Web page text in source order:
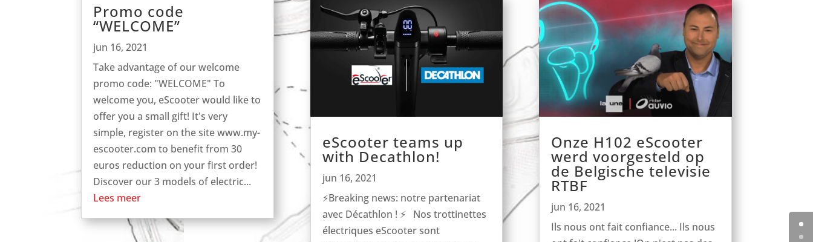
Promo code
“WELCOME”
jun 16, 2021
Take advantage of our welcome
promo code: "WELCOME" To
welcome you, eScooter would like to
offer you a small gift! It's very
simple, register on the site www.my-
escooter.com to benefit from 30
euros reduction on your first order!
Discover our 3 models of electric...
Lees meer
eScooter teams up
with Decathlon!
jun 16, 2021
⚡Breaking news: notre partenariat
avec Décathlon ! ⚡ Nos trottinettes
électriques eScooter sont
Onze H102 eScooter
werd voorgesteld op
de Belgische televisie
RTBF
jun 16, 2021
Ils nous ont fait confiance... Ils nous